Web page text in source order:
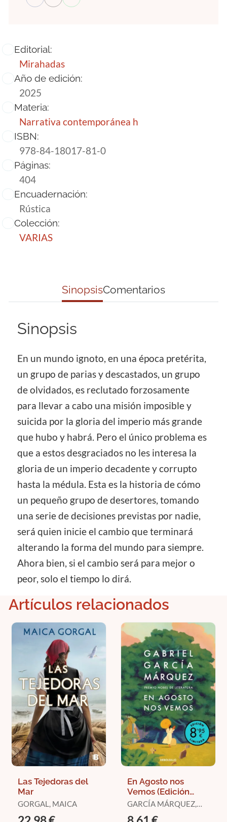
Editorial:
Mirahadas
Año de edición:
2025
Materia:
Narrativa contemporánea h
ISBN:
978-84-18017-81-0
Páginas:
404
Encuadernación:
Rústica
Colección:
VARIAS
SinopsisComentarios
Sinopsis
En un mundo ignoto, en una época pretérita,
un grupo de parias y descastados, un grupo
de olvidados, es reclutado forzosamente
para llevar a cabo una misión imposible y
suicida por la gloria del imperio más grande
que hubo y habrá. Pero el único problema es
que a estos desgraciados no les interesa la
gloria de un imperio decadente y corrupto
hasta la médula. Esta es la historia de cómo
un pequeño grupo de desertores, tomando
una serie de decisiones previstas por nadie,
será quien inicie el cambio que terminará
alterando la forma del mundo para siempre.
Ahora bien, si el cambio será para mejor o
peor, solo el tiempo lo dirá.
Artículos relacionados
Las Tejedoras del
Mar
GORGAL, MAICA
En Agosto nos
Vemos (Edición
Limitada)
GARCÍA MÁRQUEZ,